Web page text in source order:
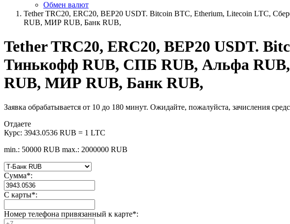
Обмен валют
Tether TRC20, ERC20, BEP20 USDT. Bitcoin BTC, Etherium, Litecoin LTC,
RUB, МИР RUB, Банк RUB,
Tether TRC20, ERC20, BEP20 USDT.
Тинькофф RUB, СПБ RUB, Альфа
RUB, МИР RUB, Банк RUB,
Заявка обрабатывается от 10 до 180 минут. Ожидайте, пожалуйста, зачисления
Отдаете
Курс: 3943.0536 RUB = 1 LTC
min.: 50000 RUB max.: 2000000 RUB
Сумма*:
С карты*:
Номер телефона привязанный к карте*: